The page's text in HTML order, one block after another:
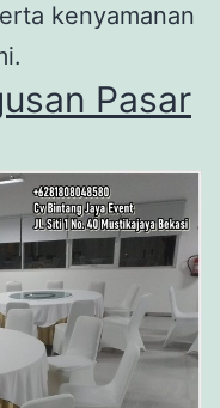
kenyamanan
Pasar